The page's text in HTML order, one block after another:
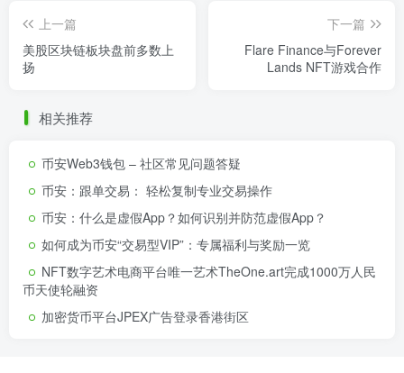
上一篇
美股区块链板块盘前多数上
扬
下一篇
Flare Finance与Forever
Lands NFT游戏合作
相关推荐
币安Web3钱包 – 社区常见问题答疑
币安：跟单交易： 轻松复制专业交易操作
币安：什么是虚假App？如何识别并防范虚假App？
如何成为币安“交易型VIP”：专属福利与奖励一览
NFT数字艺术电商平台唯一艺术TheOne.art完成1000万人民
币天使轮融资
加密货币平台JPEX广告登录香港街区